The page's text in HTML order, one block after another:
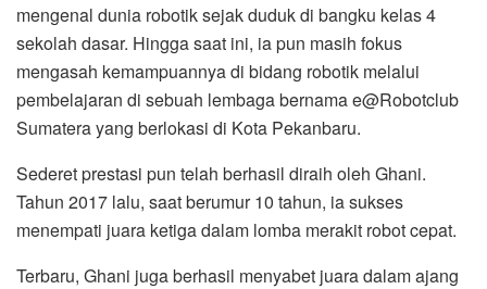
mengenal dunia robotik sejak duduk di bangku kelas 4
sekolah dasar. Hingga saat ini, ia pun masih fokus
mengasah kemampuannya di bidang robotik melalui
pembelajaran di sebuah lembaga bernama e@Robotclub
Sumatera yang berlokasi di Kota Pekanbaru.
Sederet prestasi pun telah berhasil diraih oleh Ghani.
Tahun 2017 lalu, saat berumur 10 tahun, ia sukses
menempati juara ketiga dalam lomba merakit robot cepat.
Terbaru, Ghani juga berhasil menyabet juara dalam ajang